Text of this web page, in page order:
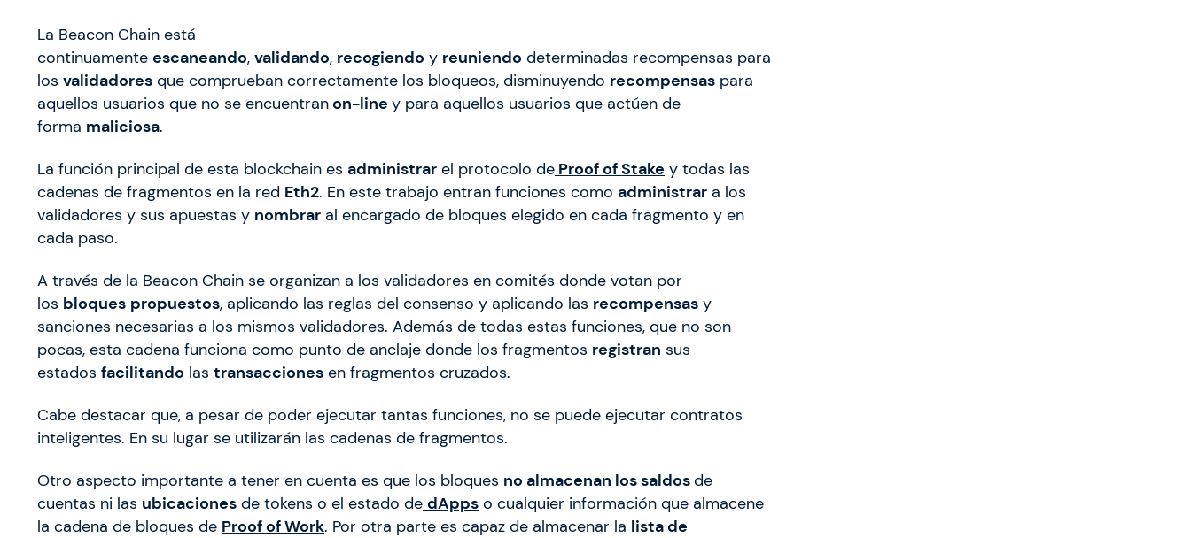
La Beacon Chain está
continuamente escaneando, validando, recogiendo y reuniendo determinadas recompensas para
los validadores que comprueban correctamente los bloqueos, disminuyendo recompensas para
aquellos usuarios que no se encuentranon-line y para aquellos usuarios que actúen de
forma maliciosa.
La función principal de esta blockchain es administrar el protocolo de Proof of Stake y todas las
cadenas de fragmentos en la red Eth2. En este trabajo entran funciones como administrar a los
validadores y sus apuestas y nombrar al encargado de bloques elegido en cada fragmento y en
cada paso.
A través de la Beacon Chain se organizan a los validadores en comités donde votan por
los bloques propuestos, aplicando las reglas del consenso y aplicando las recompensas y
sanciones necesarias a los mismos validadores. Además de todas estas funciones, que no son
pocas, esta cadena funciona como punto de anclaje donde los fragmentos registran sus
estados facilitando las transacciones en fragmentos cruzados.
Cabe destacar que, a pesar de poder ejecutar tantas funciones, no se puede ejecutar contratos
inteligentes. En su lugar se utilizarán las cadenas de fragmentos.
Otro aspecto importante a tener en cuenta es que los bloques no almacenan los saldosde
cuentas ni las ubicaciones de tokens o el estado de dApps o cualquier información que almacene
la cadena de bloques de Proof of Work. Por otra parte es capaz de almacenar la lista de